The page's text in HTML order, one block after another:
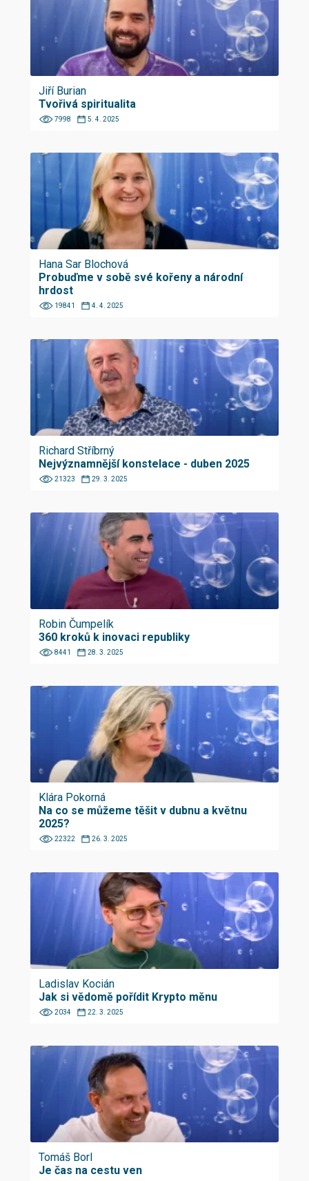
Jiří Burian
Tvořivá spiritualita
7998 5. 4. 2025
Hana Sar Blochová
Probuďme v sobě své kořeny a národní
hrdost
19841 4. 4. 2025
Richard Stříbrný
Nejvýznamnější konstelace - duben 2025
21323 29. 3. 2025
Robin Čumpelík
360 kroků k inovaci republiky
8441 28. 3. 2025
Klára Pokorná
Na co se můžeme těšit v dubnu a květnu
2025?
22322 26. 3. 2025
Ladislav Kocián
Jak si vědomě pořídit Krypto měnu
2034 22. 3. 2025
Tomáš Borl
Je čas na cestu ven